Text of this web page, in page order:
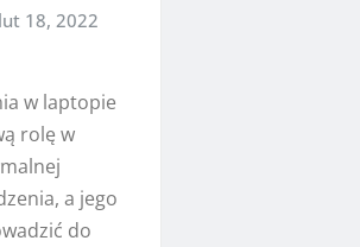
lut 18, 2022
w laptopie
rolę w
a jego
do